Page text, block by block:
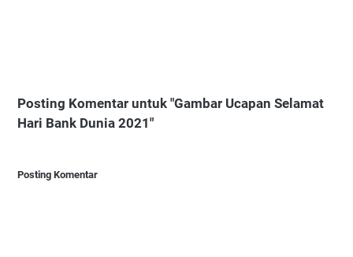
Posting Komentar untuk "Gambar Ucapan Selamat
Hari Bank Dunia 2021"
Posting Komentar